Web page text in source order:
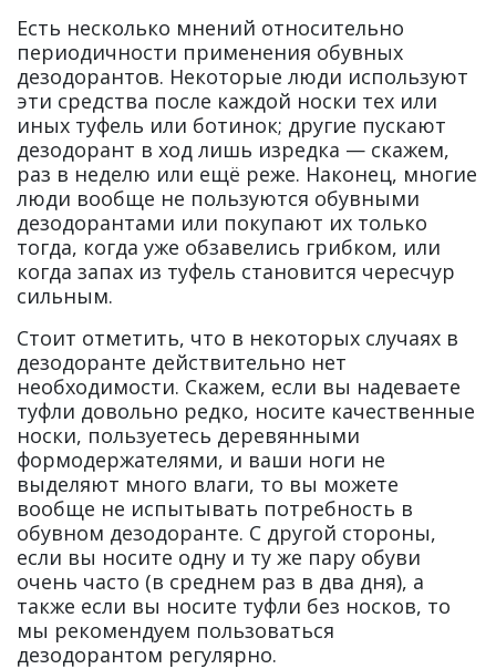
Есть несколько мнений относительно
периодичности применения обувных
дезодорантов. Некоторые люди используют
эти средства после каждой носки тех или
иных туфель или ботинок; другие пускают
дезодорант в ход лишь изредка — скажем,
раз в неделю или ещё реже. Наконец, многие
люди вообще не пользуются обувными
дезодорантами или покупают их только
тогда, когда уже обзавелись грибком, или
когда запах из туфель становится чересчур
сильным.
Стоит отметить, что в некоторых случаях в
дезодоранте действительно нет
необходимости. Скажем, если вы надеваете
туфли довольно редко, носите качественные
носки, пользуетесь деревянными
формодержателями, и ваши ноги не
выделяют много влаги, то вы можете
вообще не испытывать потребность в
обувном дезодоранте. С другой стороны,
если вы носите одну и ту же пару обуви
очень часто (в среднем раз в два дня), а
также если вы носите туфли без носков, то
мы рекомендуем пользоваться
дезодорантом регулярно.